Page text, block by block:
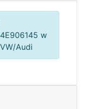
w
Audi